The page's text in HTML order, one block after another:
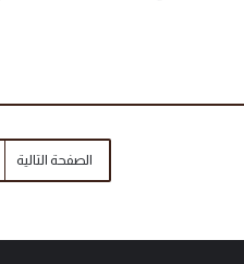
الصفحة التالية